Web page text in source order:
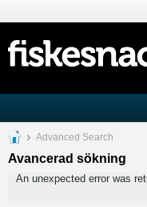
Advanced Search
Avancerad sökning
An unexpected error was